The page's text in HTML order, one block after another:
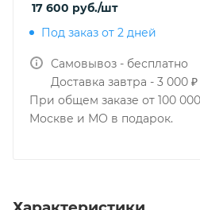
17 600 руб./шт
Под заказ от 2 дней
Самовывоз - бесплатно
Доставка завтра - 3 000 ₽
При общем заказе от 100
Москве и МО в подарок.